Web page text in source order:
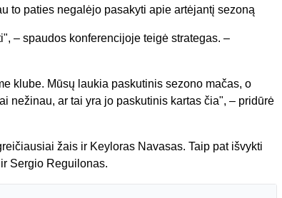
to paties negalėjo pasakyti apie artėjantį sezoną
– spaudos konferencijoje teigė strategas. –
klube. Mūsų laukia paskutinis sezono mačas, o
nežinau, ar tai yra jo paskutinis kartas čia", – pridūrė
žais ir Keyloras Navasas. Taip pat išvykti
Sergio Reguilonas.